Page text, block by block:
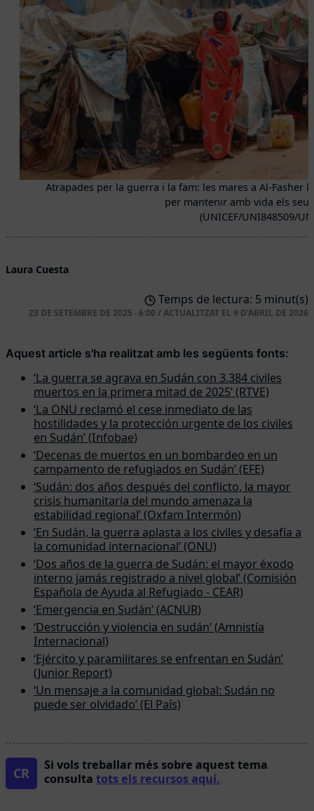
Atrapades per la guerra i la fam: les mares a Al-Fasher
per mantenir amb vida els
(UNICEF/UNI848509/
Laura Cuesta
Temps de lectura: 5 minut(s)
23 DE SETEMBRE DE 2025 · 6:00 /ACTUALITZAT EL 9 D'ABRIL DE 2026
Aquest article s'ha realitzat amb les següents fonts:
‘La guerra se agrava en Sudán con 3.384 civiles
muertos en la primera mitad de 2025’ (RTVE)
‘La ONU reclamó el cese inmediato de las
hostilidades y la protección urgente de los civiles
en Sudán’ (Infobae)
‘Decenas de muertos en un bombardeo en un
campamento de refugiados en Sudán’ (EFE)
‘Sudán: dos años después del conflicto, la mayor
crisis humanitaria del mundo amenaza la
estabilidad regional’ (Oxfam Intermón)
‘En Sudán, la guerra aplasta a los civiles y desafía a
la comunidad internacional’ (ONU)
‘Dos años de la guerra de Sudán: el mayor éxodo
interno jamás registrado a nivel global’ (Comisión
Española de Ayuda al Refugiado - CEAR)
‘Emergencia en Sudán’ (ACNUR)
‘Destrucción y violencia en sudán’ (Amnistía
Internacional)
‘Ejército y paramilitares se enfrentan en Sudán’
(Junior Report)
‘Un mensaje a la comunidad global: Sudán no
puede ser olvidado’ (El País)
CR
Si vols treballar més sobre aquest tema
consulta tots els recursos aquí.